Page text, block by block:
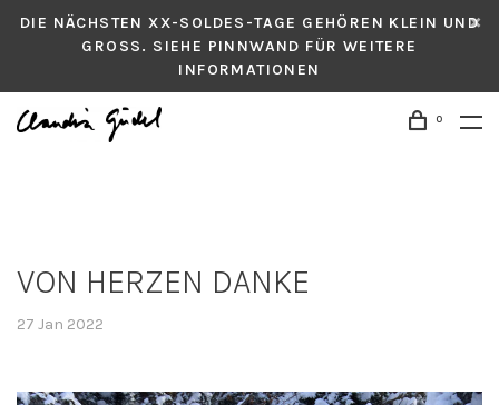
DIE NÄCHSTEN XX-SOLDES-TAGE GEHÖREN KLEIN UND
GROSS. SIEHE PINNWAND FÜR WEITERE
INFORMATIONEN
0
VON HERZEN DANKE
27 Jan 2022